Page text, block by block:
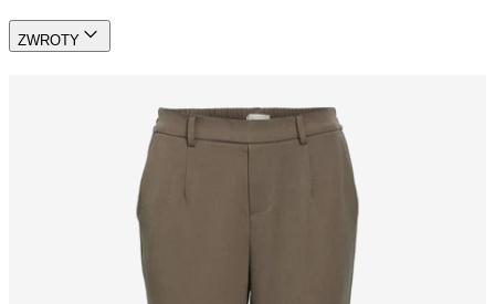
ZWROTY